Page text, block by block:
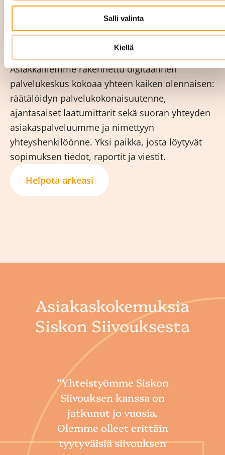
Salli valinta
Kiellä
sinulle säännöllisesti sopimuksen mukaan.
Digitaalinen palvelukeskus pitää teidät
Asiakkaillemme rakennettu digitaalinen
palvelukeskus kokoaa yhteen kaiken olennaisen:
räätälöidyn palvelukokonaisuutenne,
ajantasaiset laatumittarit sekä suoran yhteyden
asiakaspalveluumme ja nimettyyn
yhteyshenkilöönne. Yksi paikka, josta löytyvät
sopimuksen tiedot, raportit ja viestit.
Helpota arkeasi
Asiakaskokemuksia
Siskon Siivouksesta
”Yhteistyömme Siskon
Siivouksen kanssa on
jatkunut jo vuosia.
Olemme olleet erittäin
tyytyväisiä siivouksen